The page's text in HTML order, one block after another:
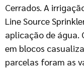
Cerrados. A
Line Source
aplicação de água.
em blocos
parcelas foram as